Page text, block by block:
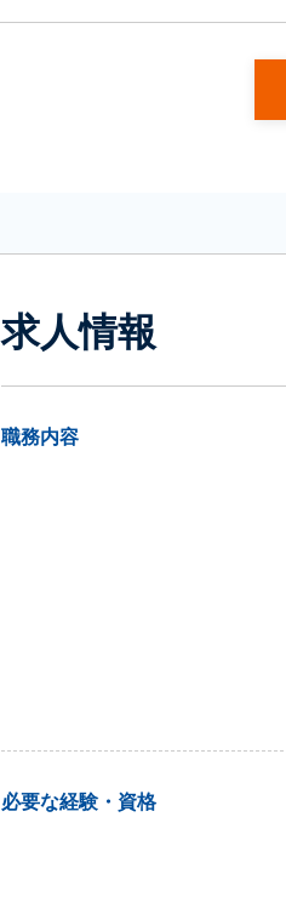
求人情報
職務内容
必要な経験・資格